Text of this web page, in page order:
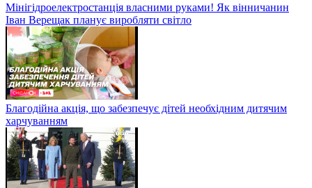
Мінігідроелектростанція власними руками! Як вінничанин
Іван Верещак планує виробляти світло
Благодійна акція, що забезпечує дітей необхідним дитячим
харчуванням